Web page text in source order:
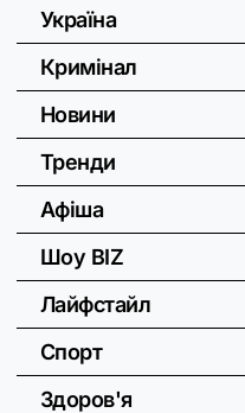
Україна
Кримінал
Новини
Тренди
Афіша
Шоу BIZ
Лайфстайл
Спорт
Здоров'я